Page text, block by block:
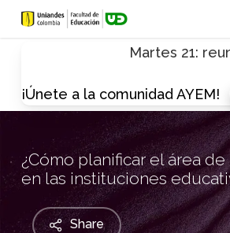
Skip
Martes 21:
¡Únete a la comunidad AYEM!
¿Cómo planificar el área
en las instituciones
Share